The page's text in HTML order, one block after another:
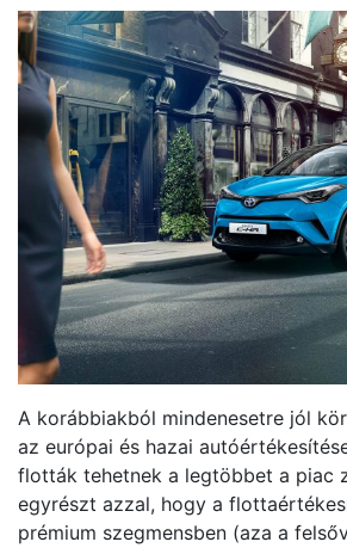
A korábbiakból mindenesetre jól
az európai és hazai
flották tehetnek a legtöbbet a piac
egyrészt azzal, hogy a
prémium szegmensben (aza a